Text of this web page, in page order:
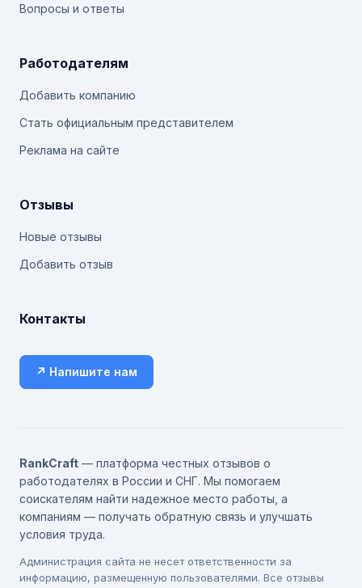
Вопросы и ответы
Работодателям
Добавить компанию
Стать официальным представителем
Реклама на сайте
Отзывы
Новые отзывы
Добавить отзыв
Контакты
↗ Напишите нам
RankCraft — платформа честных отзывов о
работодателях в России и СНГ. Мы помогаем
соискателям найти надежное место работы, а
компаниям — получать обратную связь и улучшать
условия труда.
Администрация сайта не несет ответственности за
информацию, размещенную пользователями. Все отзывы